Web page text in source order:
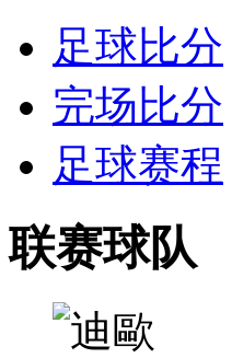
足球比分
完场比分
足球赛程
联赛球队